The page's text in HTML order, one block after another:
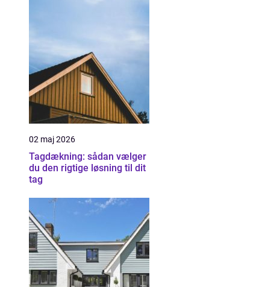
02 maj 2026
Tagdækning: sådan vælger
du den rigtige løsning til dit
tag